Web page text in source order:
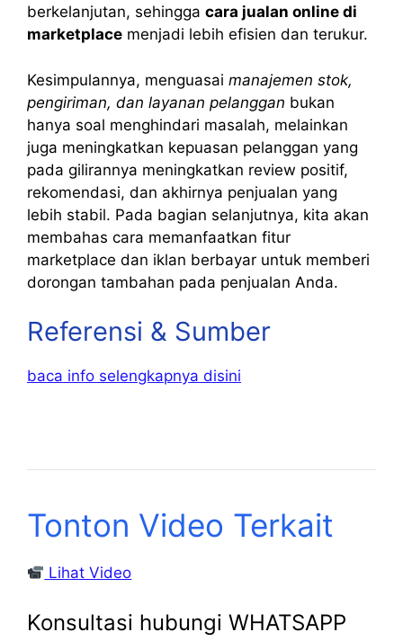
berkelanjutan, sehingga cara jualan online di
marketplace menjadi lebih efisien dan terukur.
Kesimpulannya, menguasai manajemen stok,
pengiriman, dan layanan pelanggan bukan
hanya soal menghindari masalah, melainkan
juga meningkatkan kepuasan pelanggan yang
pada gilirannya meningkatkan review positif,
rekomendasi, dan akhirnya penjualan yang
lebih stabil. Pada bagian selanjutnya, kita akan
membahas cara memanfaatkan fitur
marketplace dan iklan berbayar untuk memberi
dorongan tambahan pada penjualan Anda.
Referensi & Sumber
baca info selengkapnya disini
Tonton Video Terkait
Lihat Video
Konsultasi hubungi WHATSAPP